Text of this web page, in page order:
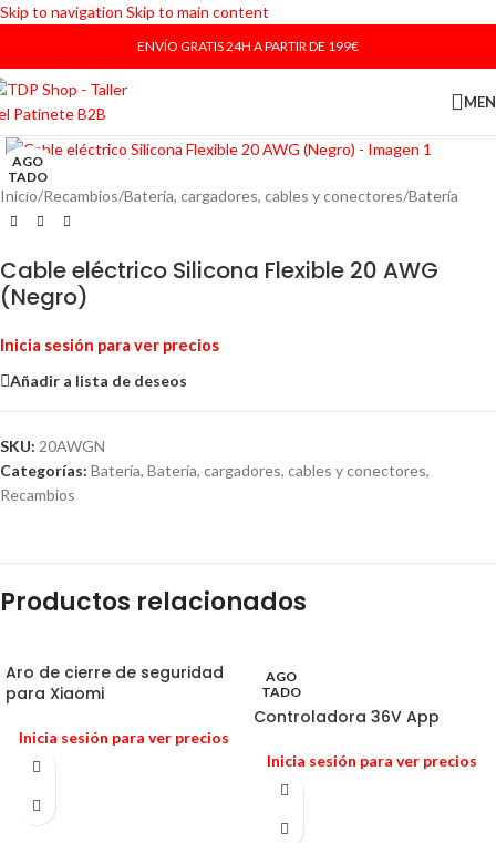
Skip to navigation Skip to main content
ENVÍO GRATIS 24H A PARTIR DE 199€
AGO
TADO
Haga Click para agrandar
Inicio/Recambios/Batería, cargadores, cables y conectores/Batería
Cable eléctrico Silicona Flexible 20 AWG
(Negro)
Inicia sesión para ver precios
Añadir a lista de deseos
SKU: 20AWGN
Categorías: Batería, Batería, cargadores, cables y conectores,
Recambios
Productos relacionados
Aro de cierre de seguridad
para Xiaomi
Inicia sesión para ver precios
AGO
TADO
Controladora 36V App
Inicia sesión para ver precios